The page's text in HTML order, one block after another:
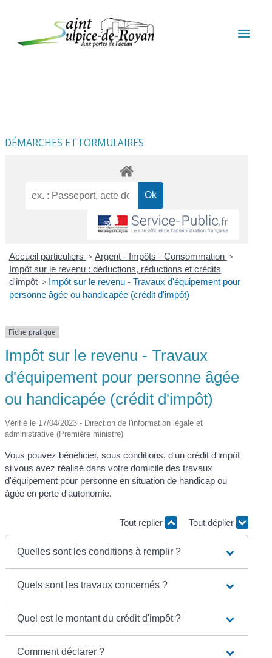
DÉMARCHES ET FORMULAIRES
Accueil particuliers > Argent - Impôts - Consommation >
Impôt sur le revenu : déductions, réductions et crédits
d'impôt > Impôt sur le revenu - Travaux d'équipement pour
personne âgée ou handicapée (crédit d'impôt)
Fiche pratique
Impôt sur le revenu - Travaux
d'équipement pour personne âgée
ou handicapée (crédit d'impôt)
Vérifié le 17/04/2023 - Direction de l'information légale et
administrative (Première ministre)
Vous pouvez bénéficier, sous conditions, d'un crédit d'impôt
si vous avez réalisé dans votre domicile des travaux
d'équipement pour personne en situation de handicap ou
âgée en perte d'autonomie.
Tout replier Tout déplier
Quelles sont les conditions à remplir ?
Quels sont les travaux concernés ?
Quel est le montant du crédit d'impôt ?
Comment déclarer ?